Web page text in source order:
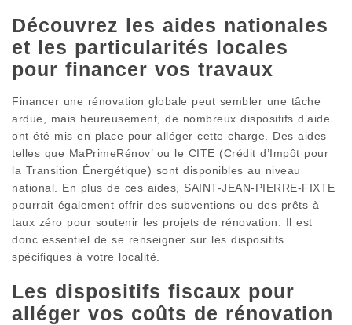
Découvrez les aides nationales
et les particularités locales
pour financer vos travaux
Financer une rénovation globale peut sembler une tâche
ardue, mais heureusement, de nombreux dispositifs d’aide
ont été mis en place pour alléger cette charge. Des aides
telles que MaPrimeRénov’ ou le CITE (Crédit d’Impôt pour
la Transition Énergétique) sont disponibles au niveau
national. En plus de ces aides, SAINT-JEAN-PIERRE-FIXTE
pourrait également offrir des subventions ou des prêts à
taux zéro pour soutenir les projets de rénovation. Il est
donc essentiel de se renseigner sur les dispositifs
spécifiques à votre localité.
Les dispositifs fiscaux pour
alléger vos coûts de rénovation